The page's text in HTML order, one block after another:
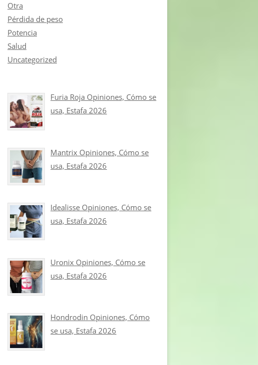
Otra
Pérdida de peso
Potencia
Salud
Uncategorized
Furia Roja Opiniones, Cómo se
usa, Estafa 2026
Mantrix Opiniones, Cómo se
usa, Estafa 2026
Idealisse Opiniones, Cómo se
usa, Estafa 2026
Uronix Opiniones, Cómo se
usa, Estafa 2026
Hondrodin Opiniones, Cómo
se usa, Estafa 2026